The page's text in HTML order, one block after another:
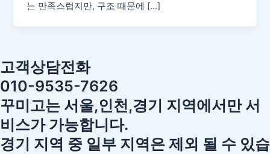
는 만족스럽지만, 구조 때문에 […]
고객상담전화
010-9535-7626
꾸미고는 서울,인천,경기 지역에서만 서
비스가 가능합니다.
경기 지역 중 일부 지역은 제외 될 수 있습